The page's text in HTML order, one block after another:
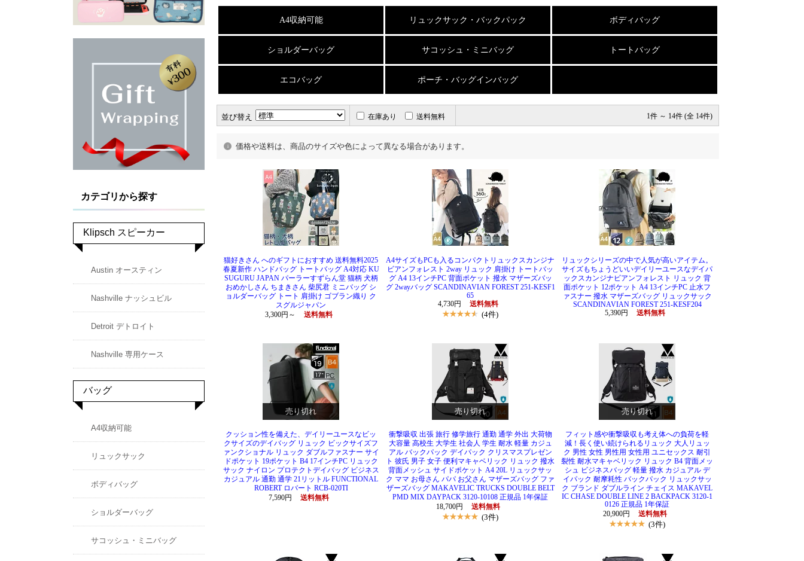
A4収納可能 リュックサック・バックパック ボディバッグ
ショルダーバッグ サコッシュ・ミニバッグ トートバッグ
エコバッグ ポーチ・バッグインバッグ
並び替え 在庫あり 送料無料 1件 ～ 14件 (全 14件)
価格や送料は、商品のサイズや色によって異なる場合があります。
猫好きさん へのギフトにおすすめ 送料無料2025
春夏新作 ハンドバッグ トートバッグ A4対応 KU
SUGURU JAPAN パーラーすずらん堂 猫柄 犬柄
おめかしさん ちまきさん 柴尻君 ミニバッグ シ
ョルダーバッグ トート 肩掛け ゴブラン織り ク
スグルジャパン
3,300円～
送料無料
A4サイズもPCも入るコンパクトリュックスカンジナ
ビアンフォレスト 2way リュック 肩掛け トートバッ
グ A4 13インチPC 背面ポケット 撥水 マザーズバッ
グ 2wayバッグ SCANDINAVIAN FOREST 251-KESF1
65
4,730円
送料無料
(4件)
リュックシリーズの中で人気が高いアイテム。
サイズもちょうどいいデイリーユースなデイパ
ックスカンジナビアンフォレスト リュック 背
面ポケット 12ポケット A4 13インチPC 止水フ
ァスナー 撥水 マザーズバッグ リュックサック
SCANDINAVIAN FOREST 251-KESF204
5,390円
送料無料
売り切れ 売り切れ 売り切れ
クッション性を備えた、デイリーユースなビッ
クサイズのデイバッグ リュック ビックサイズフ
ァンクショナル リュック ダブルファスナー サイ
ドポケット 19ポケット B4 17インチPC リュック
サック ナイロン プロテクトデイバッグ ビジネス
カジュアル 通勤 通学 21リットル FUNCTIONAL
ROBERT ロバート RCB-020TI
7,590円
送料無料
衝撃吸収 出張 旅行 修学旅行 通勤 通学 外出 大荷物
大容量 高校生 大学生 社会人 学生 耐水 軽量 カジュ
アル バックパック デイパック クリスマスプレゼン
ト 彼氏 男子 女子 便利マキャベリック リュック 撥水
背面メッシュ サイドポケット A4 20L リュックサッ
ク ママ お母さん パパ お父さん マザーズバッグ ファ
ザーズバッグ MAKAVELIC TRUCKS DOUBLE BELT
PMD MIX DAYPACK 3120-10108 正規品 1年保証
18,700円
送料無料
(3件)
フィット感や衝撃吸収も考え体への負荷を軽
減！長く使い続けられるリュック 大人リュッ
ク 男性 女性 男性用 女性用 ユニセックス 耐引
裂性 耐水マキャベリック リュック B4 背面メッ
シュ ビジネスバッグ 軽量 撥水 カジュアル デ
イパック 耐摩耗性 バックパック リュックサッ
ク ブランド ダブルライン チェイス MAKAVEL
IC CHASE DOUBLE LINE 2 BACKPACK 3120-1
0126 正規品 1年保証
20,900円
送料無料
(3件)